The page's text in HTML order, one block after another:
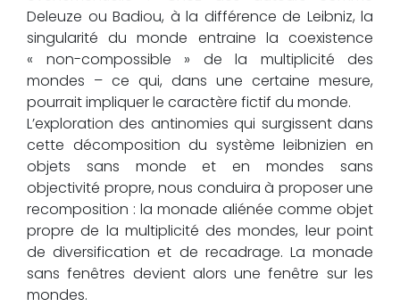
Deleuze ou Badiou, à la différence de Leibniz, la
singularité du monde entraine la coexistence
« non-compossible » de la multiplicité des
mondes – ce qui, dans une certaine mesure,
pourrait impliquer le caractère fictif du monde.
L’exploration des antinomies qui surgissent dans
cette décomposition du système leibnizien en
objets sans monde et en mondes sans
objectivité propre, nous conduira à proposer une
recomposition : la monade aliénée comme objet
propre de la multiplicité des mondes, leur point
de diversification et de recadrage. La monade
sans fenêtres devient alors une fenêtre sur les
mondes.